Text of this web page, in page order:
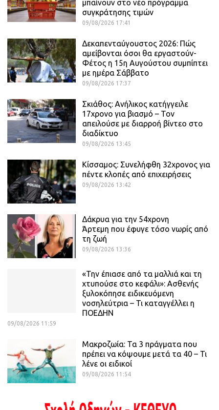
μπαίνουν στο νέο πρόγραμμα
συγκράτησης τιμών
09/08/2026 17:41
Δεκαπενταύγουστος 2026: Πώς
αμείβονται όσοι θα εργαστούν-
Φέτος η 15η Αυγούστου συμπίπτει
με ημέρα Σάββατο
09/08/2026 17:37
Σκιάθος: Ανήλικος κατήγγειλε
17χρονο για βιασμό – Τον
απειλούσε με διαρροή βίντεο στο
διαδίκτυο
09/08/2026 13:45
Κίσσαμος: Συνελήφθη 32χρονος για
πέντε κλοπές από επιχειρήσεις
09/08/2026 13:42
Δάκρυα για την 54χρονη
Άρτεμη που έφυγε τόσο νωρίς από
τη ζωή
09/08/2026 13:36
«Την έπιασε από τα μαλλιά και τη
χτυπούσε στο κεφάλι»: Ασθενής
ξυλοκόπησε ειδικευόμενη
νοσηλεύτρια – Τι καταγγέλλει η
ΠΟΕΔΗΝ
09/08/2026 11:59
Μακροζωία: Τα 3 πράγματα που
πρέπει να κόψουμε μετά τα 40 – Τι
λένε οι ειδικοί
09/08/2026 11:54